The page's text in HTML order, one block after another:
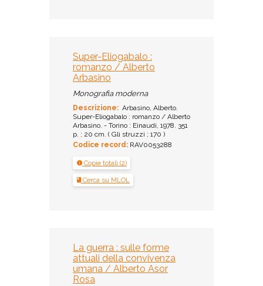
Super-Eliogabalo :
romanzo / Alberto
Arbasino
Monografia moderna
Descrizione: Arbasino, Alberto.
Super-Eliogabalo : romanzo / Alberto
Arbasino. - Torino : Einaudi, 1978. 351
p. ; 20 cm. ( Gli struzzi ; 170 )
Codice record: RAV0053288
Copie totali (2)
Cerca su MLOL
La guerra : sulle forme
attuali della convivenza
umana / Alberto Asor
Rosa